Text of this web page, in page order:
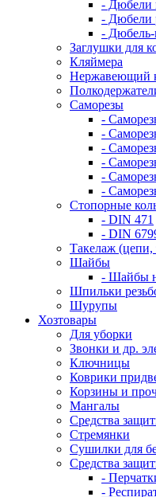
- Дюбели
- Дюбели
- Дюбель-
Заглушки для
Кляймера
Нержавеющий
Саморезы
-
-
-
-
-
-
Стопорные
- DIN 471
- DIN
Такелаж (цепи,
Шайбы
- Шайбы
Шпильки
Шурупы
Хозтовары
Для уборки
Звонки и др.
Ключницы
Коврики
Корзины и
Мангалы
Средства
Стремянки
Сушилки для
Средства
-
-